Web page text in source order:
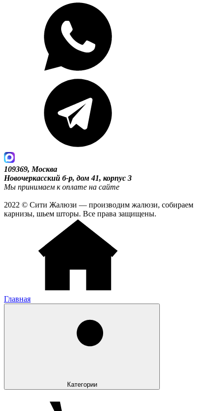
109369, Москва
Новочеркасский б-р, дом 41, корпус 3
Мы принимаем к оплате на сайте
2022 © Сити Жалюзи — производим жалюзи, собираем
карнизы, шьем шторы. Все права защищены.
Главная
Категории